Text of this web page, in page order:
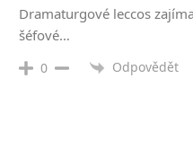
Dramaturgové leccos
šéfové…
0 Odpovědět